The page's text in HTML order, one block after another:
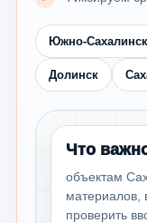
Южно-Сахалинск
Долинск
Что
объектам
материалов,
проверить